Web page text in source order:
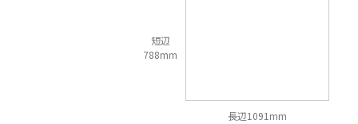
短辺
788mm
長辺1091mm